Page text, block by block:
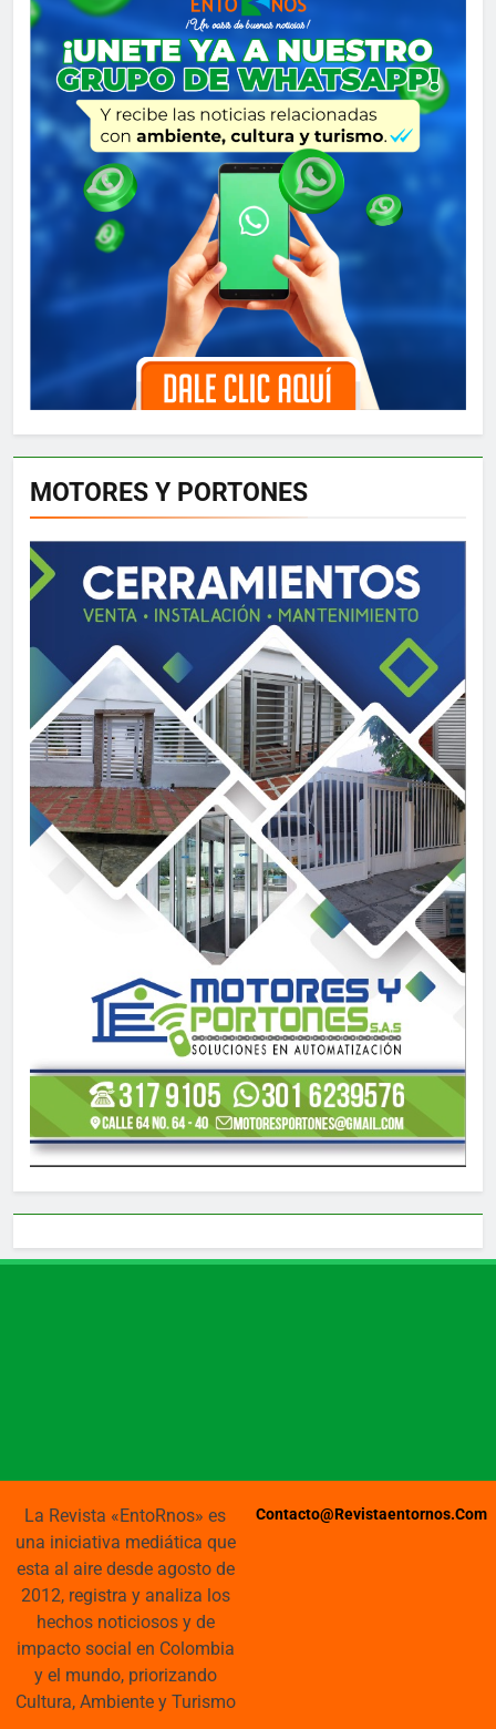
MOTORES Y PORTONES
La Revista «EntoRnos» es
una iniciativa mediática que
esta al aire desde agosto de
2012, registra y analiza los
hechos noticiosos y de
impacto social en Colombia
y el mundo, priorizando
Cultura, Ambiente y Turismo
Contacto@revistaentornos.com